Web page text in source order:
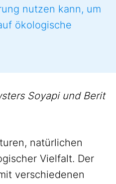
nutzen kann, um
ökologische
Soyapi und Berit
natürlichen
Vielfalt. Der
verschiedenen